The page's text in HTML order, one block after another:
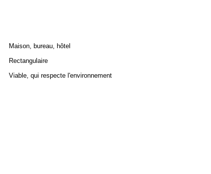
Maison, bureau, hôtel
Rectangulaire
Viable, qui respecte l'environnement